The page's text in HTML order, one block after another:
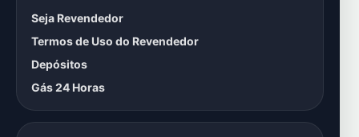
Seja Revendedor
Termos de Uso do Revendedor
Depósitos
Gás 24 Horas